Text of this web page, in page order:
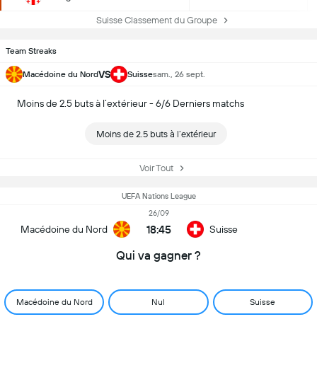
Suisse Classement du Groupe
Team Streaks
Macédoine du NordVS Suissesam., 26 sept.
Moins de 2.5 buts à l’extérieur - 6/6 Derniers matchs
Moins de 2.5 buts à l’extérieur
Voir Tout
UEFA Nations League
Macédoine du Nord
26/09
18:45 Suisse
Qui va gagner ?
Macédoine du Nord Nul Suisse